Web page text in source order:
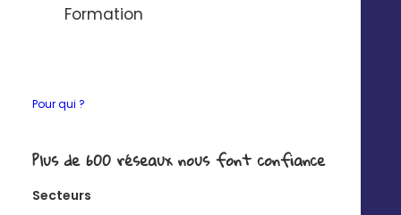
Formation
Pour qui ?
Plus de 600 réseaux nous font confiance
Secteurs